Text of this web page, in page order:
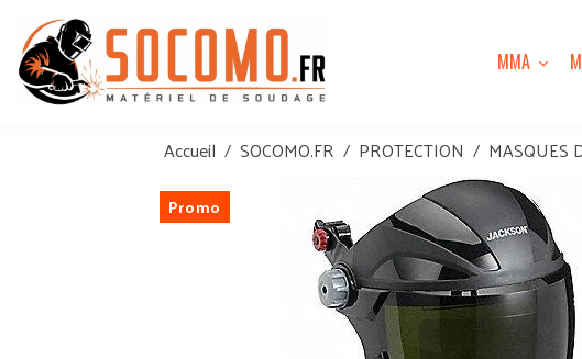
MMA
Accueil SOCOMO.FR PROTECTION MASQUES
Promo